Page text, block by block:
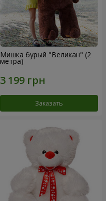
Мишка бурый "Великан" (2
метра)
Заказать